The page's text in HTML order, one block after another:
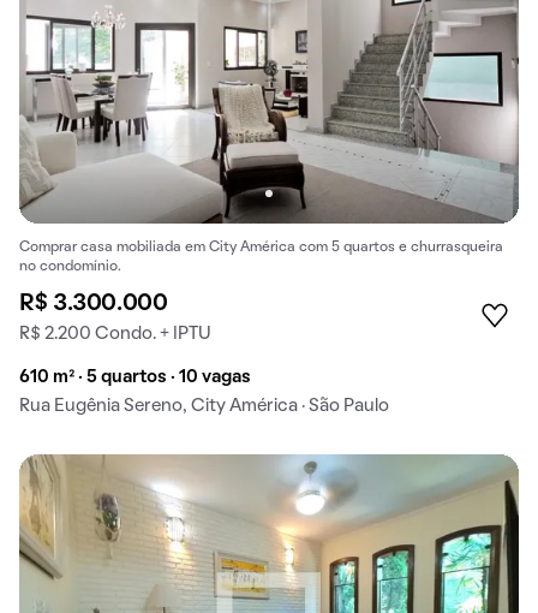
Comprar casa mobiliada em City América com 5 quartos e churrasqueira
no condomínio.
R$ 3.300.000
R$ 2.200 Condo. + IPTU
610 m² · 5 quartos · 10 vagas
Rua Eugênia Sereno, City América · São Paulo